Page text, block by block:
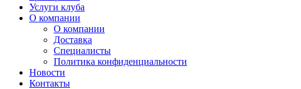
Услуги клуба
О компании
О компании
Доставка
Специалисты
Политика конфиденциальности
Новости
Контакты